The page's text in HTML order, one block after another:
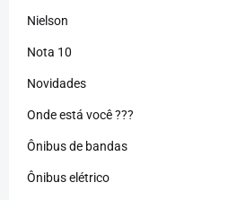
Nielson
Nota 10
Novidades
Onde está você ???
Ônibus de bandas
Ônibus elétrico